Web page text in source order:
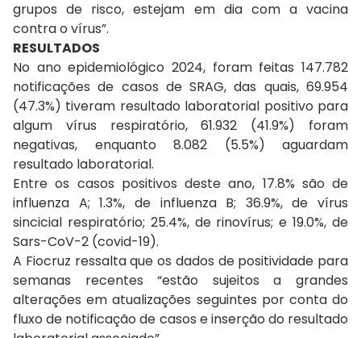
grupos de risco, estejam em dia com a vacina
contra o vírus”.
RESULTADOS
No ano epidemiológico 2024, foram feitas 147.782
notificações de casos de SRAG, das quais, 69.954
(47.3%) tiveram resultado laboratorial positivo para
algum vírus respiratório, 61.932 (41.9%) foram
negativas, enquanto 8.082 (5.5%) aguardam
resultado laboratorial.
Entre os casos positivos deste ano, 17.8% são de
influenza A; 1.3%, de influenza B; 36.9%, de vírus
sincicial respiratório; 25.4%, de rinovírus; e 19.0%, de
Sars-CoV-2 (covid-19).
A Fiocruz ressalta que os dados de positividade para
semanas recentes “estão sujeitos a grandes
alterações em atualizações seguintes por conta do
fluxo de notificação de casos e inserção do resultado